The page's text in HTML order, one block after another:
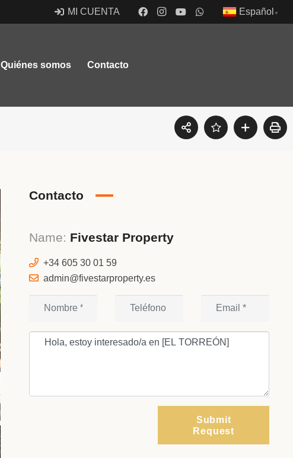
MI CUENTA Español ▼
Quiénes somos Contacto
Contacto
Name: Fivestar Property
+34 605 30 01 59
admin@fivestarproperty.es
Submit
Request